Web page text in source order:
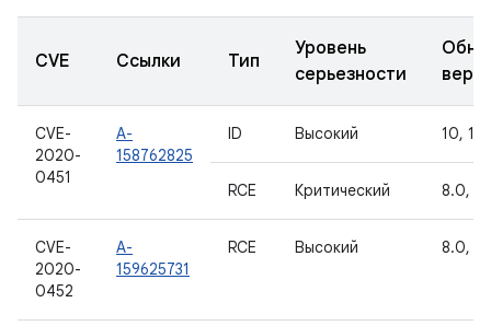
CVE Ссылки Тип
Уровень
серьезности
CVE-
2020-
0451
A-
158762825
ID Высокий 10, 11
RCE Критический 8.0,
CVE-
2020-
0452
A-
159625731
RCE Высокий 8.0,